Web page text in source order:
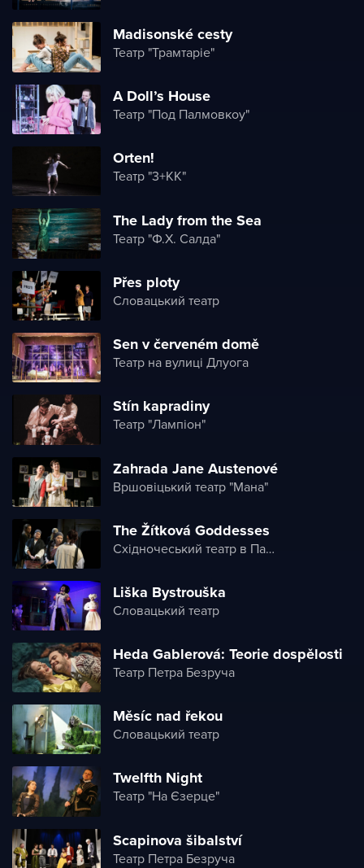
Madisonské cesty
Театр "Трамтаріе"
A Doll’s House
Театр "Под Палмовкоу"
Orten!
Театр "3+КК"
The Lady from the Sea
Театр "Ф.X. Салда"
Přes ploty
Словацький театр
Sen v červeném domě
Театр на вулиці Длуога
Stín kapradiny
Театр "Лампіон"
Zahrada Jane Austenové
Вршовіцький театр "Мана"
The Žítková Goddesses
Східночеський театр в Пардубице
Liška Bystrouška
Словацький театр
Heda Gablerová: Teorie dospělosti
Театр Петра Безруча
Měsíc nad řekou
Словацький театр
Twelfth Night
Театр "На Єзерце"
Scapinova šibalství
Театр Петра Безруча